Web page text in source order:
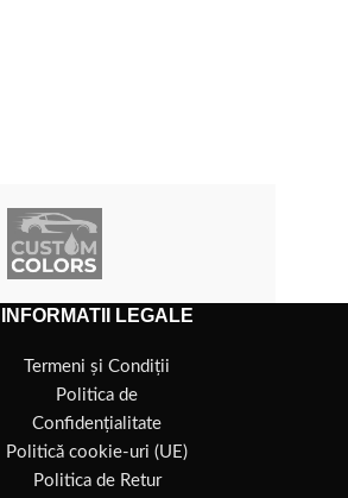
INFORMATII LEGALE
Termeni și Condiții
Politica de
Confidențialitate
Politică cookie-uri (UE)
Politica de Retur